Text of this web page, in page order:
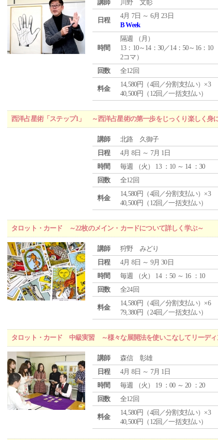
講師 川野 文彰
日程
4月 7日 ～ 6月 23日
B Week
時間
隔週 （ 月 ）
13：10～14：30／14：50～16：10
2コマ）
回数
全12回
料金
14,580円（4回／分割支払い）×3
40,500円（12回／一括支払い）
西洋占星術「ステップ1」 ～西洋占星術の第一歩をじっくり楽しく身
講師
北路 久御子
日程
4月 8日 ～ 7月 1日
時間
毎週 （火 ） 13 ：10 ～ 14 ：30
回数
全12回
料金
14,580円（4回／分割支払い）×3
40,500円（12回／一括支払い）
タロット・カード ～22枚のメイン・カードについて詳しく学ぶ～
講師
狩野 みどり
日程
4月 8日 ～ 9月 30日
時間
毎週 （火 ） 14 ：50 ～ 16 ：10
回数
全24回
料金
14,580円（4回／分割支払い）×6
79,380円（24回／一括支払い）
タロット・カード 中級実習 ～様々な展開法を使いこなしてリーディ
講師
森信 彰雄
日程
4月 8日 ～ 7月 1日
時間
毎週 （火 ） 19 ：00 ～ 20 ：20
回数
全12回
料金
14,580円（4回／分割支払い）×3
40,500円（12回／一括支払い）